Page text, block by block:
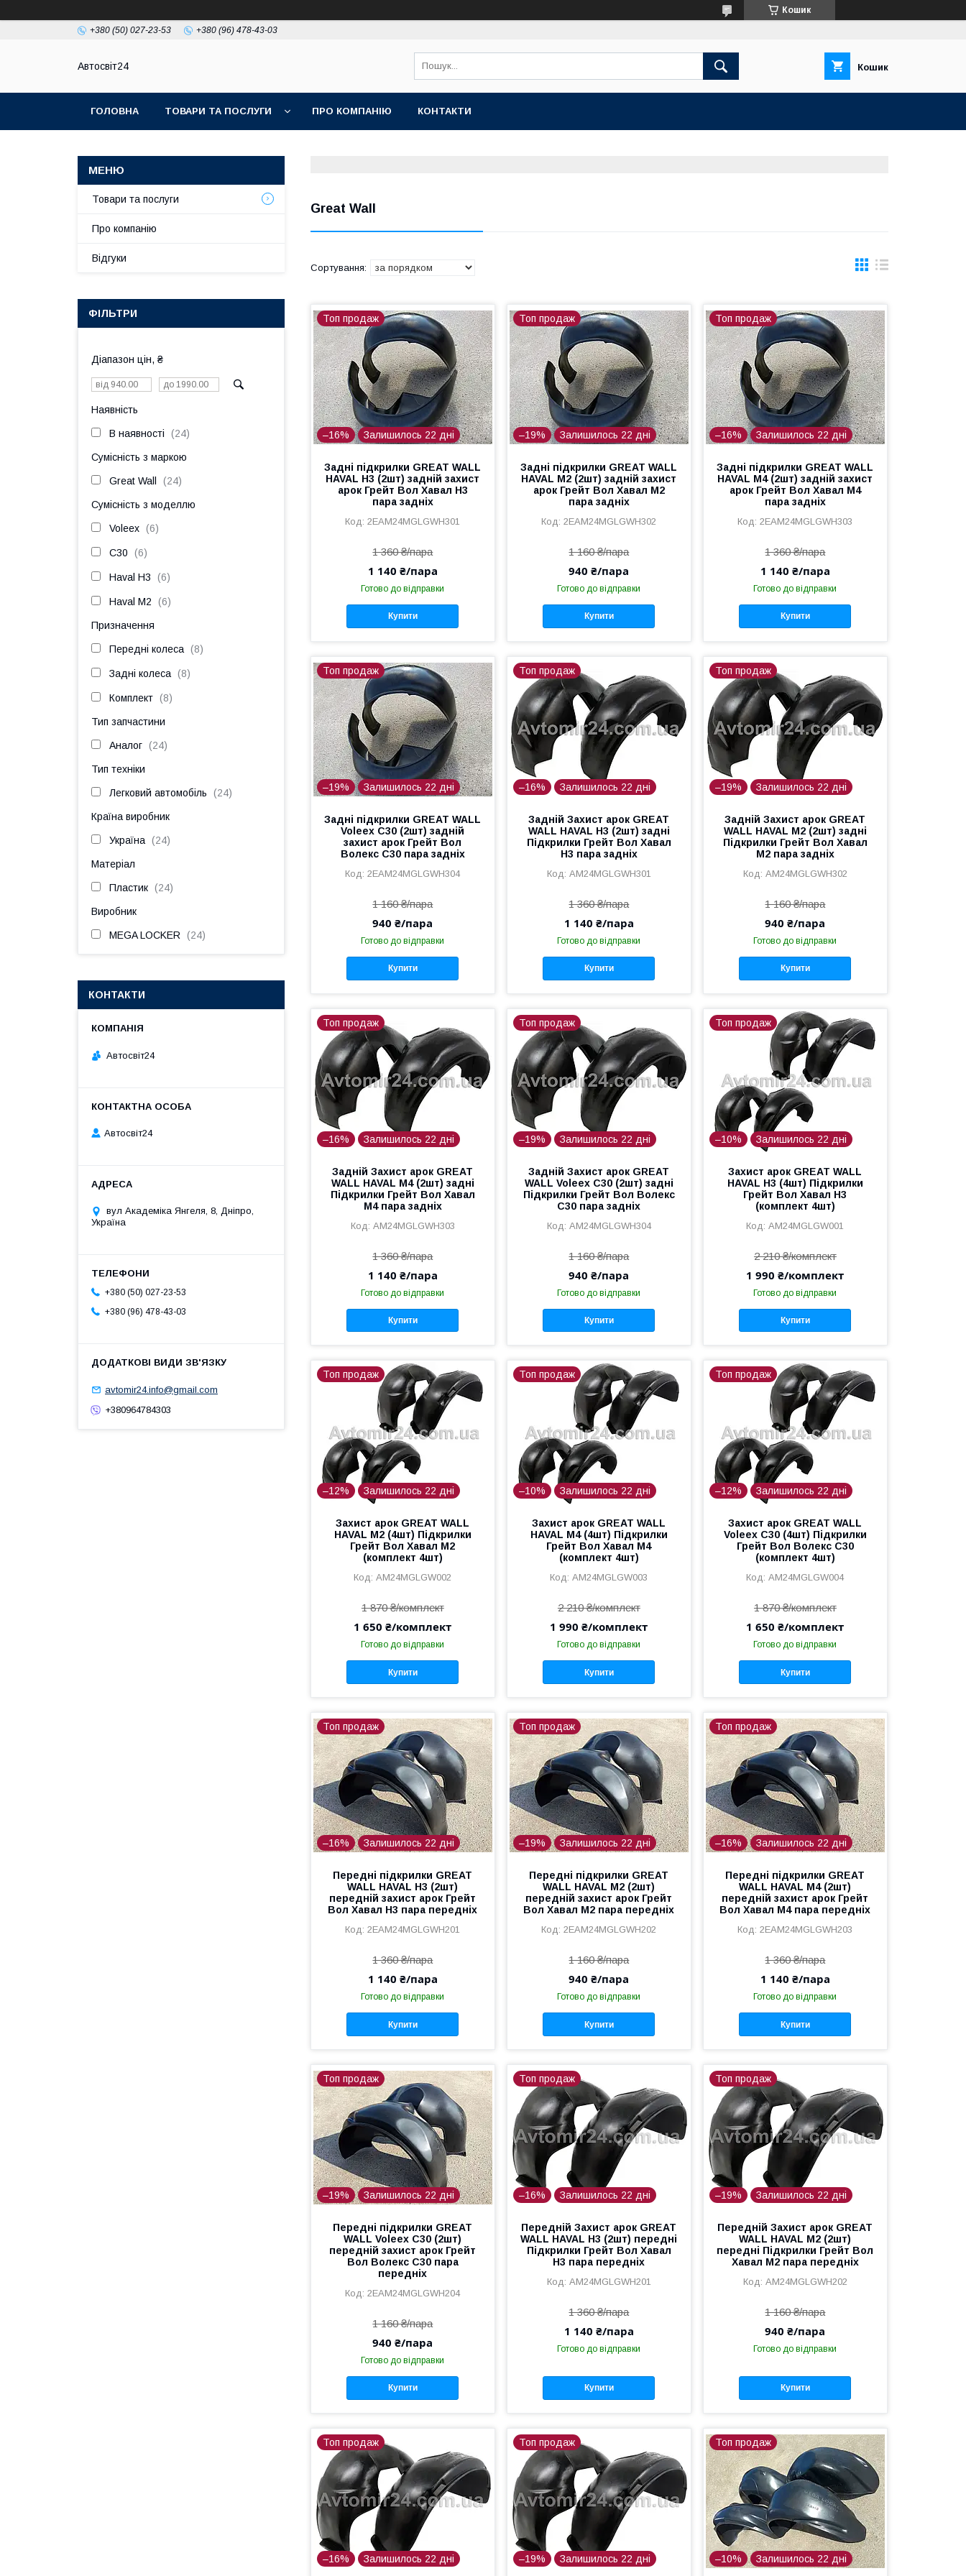
Кошик
+380 (50) 027-23-53 +380 (96) 478-43-03
Автосвіт24 Кошик
ГОЛОВНА ТОВАРИ ТА ПОСЛУГИ ПРО КОМПАНІЮ КОНТАКТИ
Great Wall
Топ продаж
–16% Залишилось 22 дні
Задні підкрилки GREAT WALL
HAVAL H3 (2шт) задній захист
арок Грейт Вол Хавал Н3
пара задніх
2EAM24MGLGWH301
1 360 ₴/пара
1 140 ₴/пара
Готово до відправки
Купити
Топ продаж
–19% Залишилось 22 дні
Задні підкрилки GREAT WALL
HAVAL M2 (2шт) задній захист
арок Грейт Вол Хавал М2
пара задніх
2EAM24MGLGWH302
1 160 ₴/пара
940 ₴/пара
Готово до відправки
Купити
Топ продаж
–16% Залишилось 22 дні
Задні підкрилки GREAT WALL
HAVAL M4 (2шт) задній захист
арок Грейт Вол Хавал М4
пара задніх
2EAM24MGLGWH303
1 360 ₴/пара
1 140 ₴/пара
Готово до відправки
Купити
Топ продаж
–19% Залишилось 22 дні
Задні підкрилки GREAT WALL
Voleex C30 (2шт) задній
захист арок Грейт Вол
Волекс С30 пара задніх
2EAM24MGLGWH304
1 160 ₴/пара
940 ₴/пара
Готово до відправки
Купити
Топ продаж
–16% Залишилось 22 дні
Задній Захист арок GREAT
WALL HAVAL H3 (2шт) задні
Підкрилки Грейт Вол Хавал
Н3 пара задніх
AM24MGLGWH301
1 360 ₴/пара
1 140 ₴/пара
Готово до відправки
Купити
Топ продаж
–19% Залишилось 22 дні
Задній Захист арок GREAT
WALL HAVAL M2 (2шт) задні
Підкрилки Грейт Вол Хавал
М2 пара задніх
AM24MGLGWH302
1 160 ₴/пара
940 ₴/пара
Готово до відправки
Купити
Топ продаж
–16% Залишилось 22 дні
Задній Захист арок GREAT
WALL HAVAL M4 (2шт) задні
Підкрилки Грейт Вол Хавал
М4 пара задніх
AM24MGLGWH303
1 360 ₴/пара
1 140 ₴/пара
Готово до відправки
Купити
Топ продаж
–19% Залишилось 22 дні
Задній Захист арок GREAT
WALL Voleex C30 (2шт) задні
Підкрилки Грейт Вол Волекс
С30 пара задніх
AM24MGLGWH304
1 160 ₴/пара
940 ₴/пара
Готово до відправки
Купити
Топ продаж
–10% Залишилось 22 дні
Захист арок GREAT WALL
HAVAL H3 (4шт) Підкрилки
Грейт Вол Хавал Н3
(комплект 4шт)
AM24MGLGW001
2 210 ₴/комплект
1 990 ₴/комплект
Готово до відправки
Купити
Топ продаж
–12% Залишилось 22 дні
Захист арок GREAT WALL
HAVAL M2 (4шт) Підкрилки
Грейт Вол Хавал М2
(комплект 4шт)
AM24MGLGW002
1 870 ₴/комплект
1 650 ₴/комплект
Готово до відправки
Купити
Топ продаж
–10% Залишилось 22 дні
Захист арок GREAT WALL
HAVAL M4 (4шт) Підкрилки
Грейт Вол Хавал М4
(комплект 4шт)
AM24MGLGW003
2 210 ₴/комплект
1 990 ₴/комплект
Готово до відправки
Купити
Топ продаж
–12% Залишилось 22 дні
Захист арок GREAT WALL
Voleex C30 (4шт) Підкрилки
Грейт Вол Волекс С30
(комплект 4шт)
AM24MGLGW004
1 870 ₴/комплект
1 650 ₴/комплект
Готово до відправки
Купити
Топ продаж
–16% Залишилось 22 дні
Передні підкрилки GREAT
WALL HAVAL H3 (2шт)
передній захист арок Грейт
Вол Хавал Н3 пара передніх
2EAM24MGLGWH201
1 360 ₴/пара
1 140 ₴/пара
Готово до відправки
Купити
Топ продаж
–19% Залишилось 22 дні
Передні підкрилки GREAT
WALL HAVAL M2 (2шт)
передній захист арок Грейт
Вол Хавал М2 пара передніх
2EAM24MGLGWH202
1 160 ₴/пара
940 ₴/пара
Готово до відправки
Купити
Топ продаж
–16% Залишилось 22 дні
Передні підкрилки GREAT
WALL HAVAL M4 (2шт)
передній захист арок Грейт
Вол Хавал М4 пара передніх
2EAM24MGLGWH203
1 360 ₴/пара
1 140 ₴/пара
Готово до відправки
Купити
Топ продаж
–19% Залишилось 22 дні
Передні підкрилки GREAT
WALL Voleex C30 (2шт)
передній захист арок Грейт
Вол Волекс С30 пара
передніх
2EAM24MGLGWH204
1 160 ₴/пара
940 ₴/пара
Готово до відправки
Купити
Топ продаж
–16% Залишилось 22 дні
Передній Захист арок GREAT
WALL HAVAL H3 (2шт) передні
Підкрилки Грейт Вол Хавал
Н3 пара передніх
AM24MGLGWH201
1 360 ₴/пара
1 140 ₴/пара
Готово до відправки
Купити
Топ продаж
–19% Залишилось 22 дні
Передній Захист арок GREAT
WALL HAVAL M2 (2шт)
передні Підкрилки Грейт Вол
Хавал М2 пара передніх
AM24MGLGWH202
1 160 ₴/пара
940 ₴/пара
Готово до відправки
Купити
Топ продаж
–16% Залишилось 22 дні
Топ продаж
–19% Залишилось 22 дні
Топ продаж
–10% Залишилось 22 дні
Товари та послуги
Про компанію
Відгуки
ФІЛЬТРИ
Діапазон цін, ₴
Наявність
В наявності 24
Сумісність з маркою
Great Wall 24
Сумісність з моделлю
Voleex 6
C30 6
Haval H3 6
Haval M2 6
Призначення
Передні колеса 8
Задні колеса 8
Комплект 8
Тип запчастини
Аналог 24
Тип техніки
Легковий автомобіль 24
Країна виробник
Україна 24
Матеріал
Пластик 24
Виробник
MEGA LOCKER 24
КОНТАКТИ
Автосвіт24
Автосвіт24
вул Академіка Янгеля, 8, Дніпро,
Україна
+380 (50) 027-23-53
+380 (96) 478-43-03
avtomir24.info@gmail.com
+380964784303